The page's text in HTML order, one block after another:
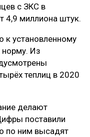
с ЗКС в
4,9 миллиона штук.
к установленному
Из
теплиц в 2020
делают
поставили
по ним высадят